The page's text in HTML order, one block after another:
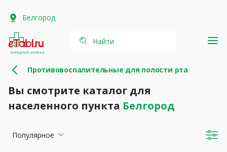
Белгород
интернет-аптека
Найти
Противовоспалительные для полости рта
Вы смотрите каталог для
населенного пункта Белгород
Популярное